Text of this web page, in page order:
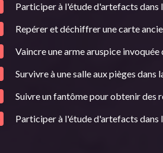
Participer à l'étude d'artefacts dans
Repérer et déchiffrer une carte
Vaincre une arme aruspice
Survivre à une salle aux pièges dans
Suivre un fantôme pour obtenir des
Participer à l'étude d'artefacts